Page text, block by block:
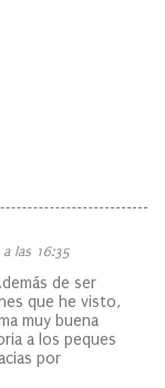
las 16:35
de ser
que he visto,
muy buena
a los peques
por